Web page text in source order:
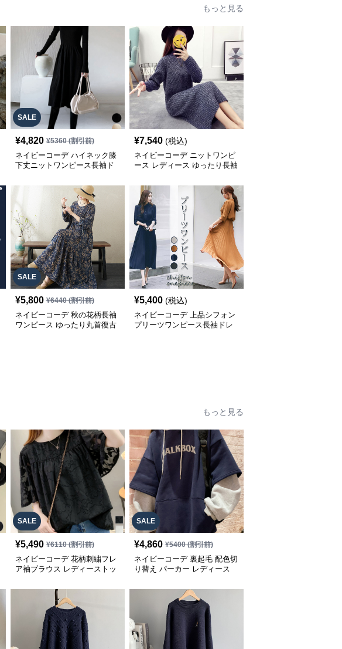
もっと見る
SALE
¥4,820 ¥5360(割引前)
ネイビーコーデ ハイネック膝
下丈ニットワンピース長袖ド
¥7,540 (税込)
ネイビーコーデ ニットワンピ
ース レディース ゆったり長袖
SALE
¥5,800 ¥6440(割引前)
ネイビーコーデ 秋の花柄長袖
ワンピース ゆったり丸首復古
¥5,400 (税込)
ネイビーコーデ 上品シフォン
プリーツワンピース長袖ドレ
もっと見る
SALE
¥5,490 ¥6110(割引前)
ネイビーコーデ 花柄刺繍フレ
ア袖ブラウス レディーストッ
SALE
¥4,860 ¥5400(割引前)
ネイビーコーデ 裏起毛 配色切
り替え パーカー レディース